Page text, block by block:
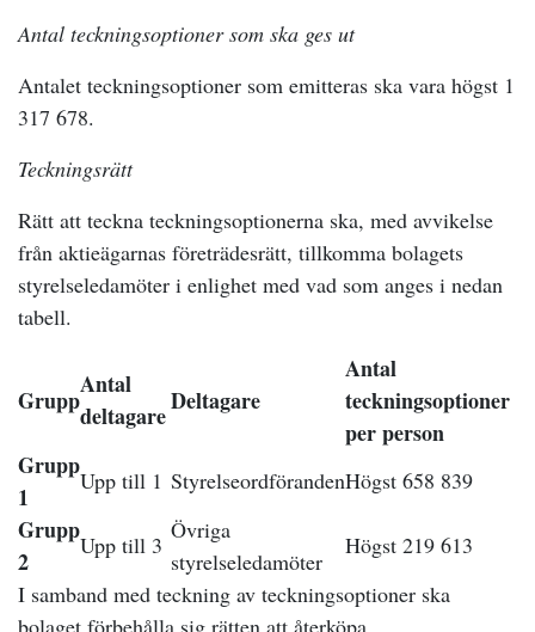
Antal teckningsoptioner som ska ges ut
Antalet teckningsoptioner som emitteras ska vara högst 1
317 678.
Teckningsrätt
Rätt att teckna teckningsoptionerna ska, med avvikelse
från aktieägarnas företrädesrätt, tillkomma bolagets
styrelseledamöter i enlighet med vad som anges i nedan
tabell.
Grupp
Antal
deltagareDeltagare
Antal
teckningsoptioner
per person
Grupp
1
Upp till 1 StyrelseordförandenHögst 658 839
Grupp
2
Upp till 3
Övriga
styrelseledamöter
Högst 219 613
I samband med teckning av teckningsoptioner ska
bolaget förbehålla sig rätten att återköpa